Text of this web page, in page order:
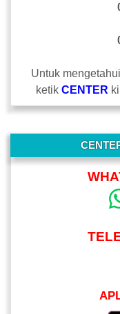
Untuk
ketik CENTER